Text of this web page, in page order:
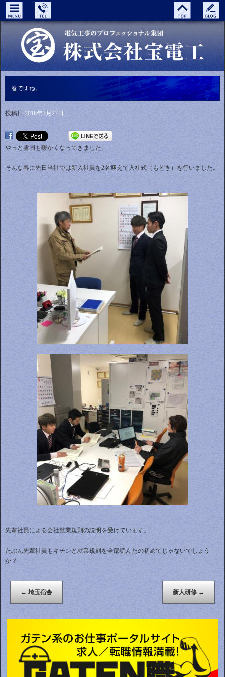
春ですね。
投稿日 2018年3月27日
やっと雪国も暖かくなってきました。
そんな春に先日当社では新入社員を2名迎えて入社式（もどき）を行いました。
先輩社員による会社就業規則の説明を受けています。
たぶん先輩社員もキチンと就業規則を全部読んだの初めてじゃないでしょう
か？
← 埼玉宿舎 新人研修 →